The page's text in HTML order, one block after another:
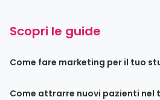
Scopri le guide
Come fare marketing per il tuo
Come attrarre nuovi pazienti nel